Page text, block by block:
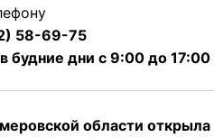
58-69-75
будние дни с 9:00 до 17:00
области открыла